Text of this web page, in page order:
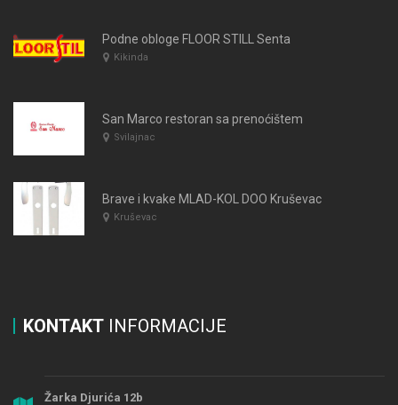
Podne obloge FLOOR STILL Senta
Kikinda
San Marco restoran sa prenoćištem
Svilajnac
Brave i kvake MLAD-KOL DOO Kruševac
Kruševac
KONTAKT INFORMACIJE
Žarka Djurića 12b